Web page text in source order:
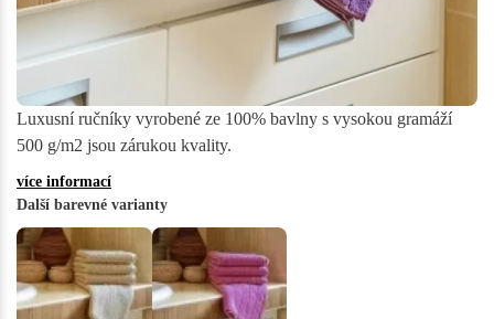
Luxusní ručníky vyrobené ze 100% bavlny s vysokou gramáží
500 g/m2 jsou zárukou kvality.
více informací
Další barevné varianty